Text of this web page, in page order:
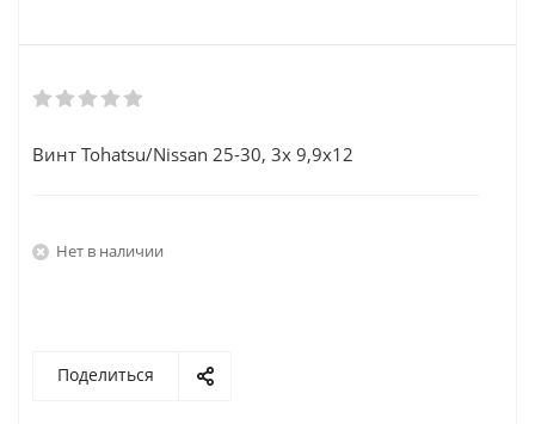
Винт Tohatsu/Nissan 25-30, 3x 9,9x12
Нет в наличии
Поделиться